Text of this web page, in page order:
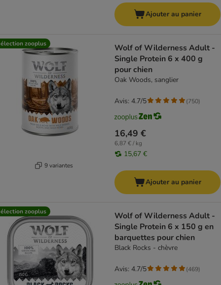
Ajouter au panier
zooplus
9 variantes
Wolf of Wilderness Adult -
Single Protein 6 x 400 g
pour chien
Oak Woods, sanglier
16,49 €
6,87 € / kg
15,67 €
Avis: 4.7/5 (750)
Ajouter au panier
zooplus
Wolf of Wilderness Adult -
Single Protein 6 x 150 g en
barquettes pour chien
Black Rocks - chèvre
Avis: 4.7/5 (469)